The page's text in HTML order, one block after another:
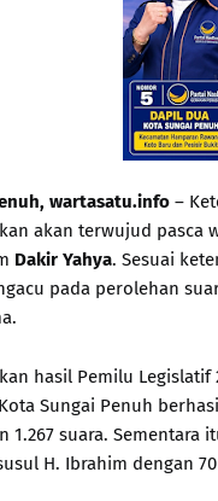
wartasatu.info –
akan terwujud pasca
Dakir Yahya. Sesuai
pada perolehan
hasil Pemilu Legislatif
Sungai Penuh
1.267 suara.
H. Ibrahim dengan